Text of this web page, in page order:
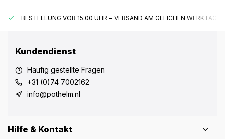
BESTELLUNG VOR 15:00 UHR = VERSAND AM GLEICHEN WERKTAG*
Kundendienst
Häufig gestellte Fragen
+31 (0)74 7002162
info@pothelm.nl
Hilfe & Kontakt